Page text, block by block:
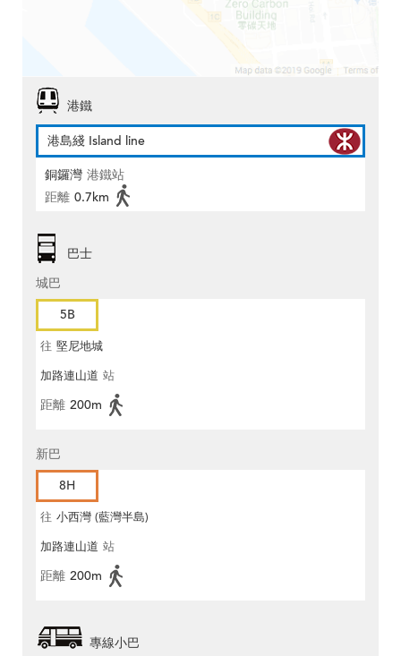
港鐵
港島綫 Island line
銅鑼灣 港鐵站
距離 0.7km
巴士
城巴
5B
往 堅尼地城
加路連山道 站
距離 200m
新巴
8H
往 小西灣 (藍灣半島)
加路連山道 站
距離 200m
專線小巴